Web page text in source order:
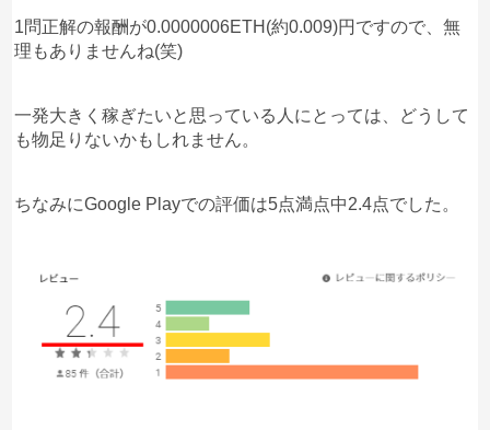
1問正解の報酬が0.0000006ETH(約0.009)円ですので、無
理もありませんね(笑)
一発大きく稼ぎたいと思っている人にとっては、どうして
も物足りないかもしれません。
ちなみにGoogle Playでの評価は5点満点中2.4点でした。